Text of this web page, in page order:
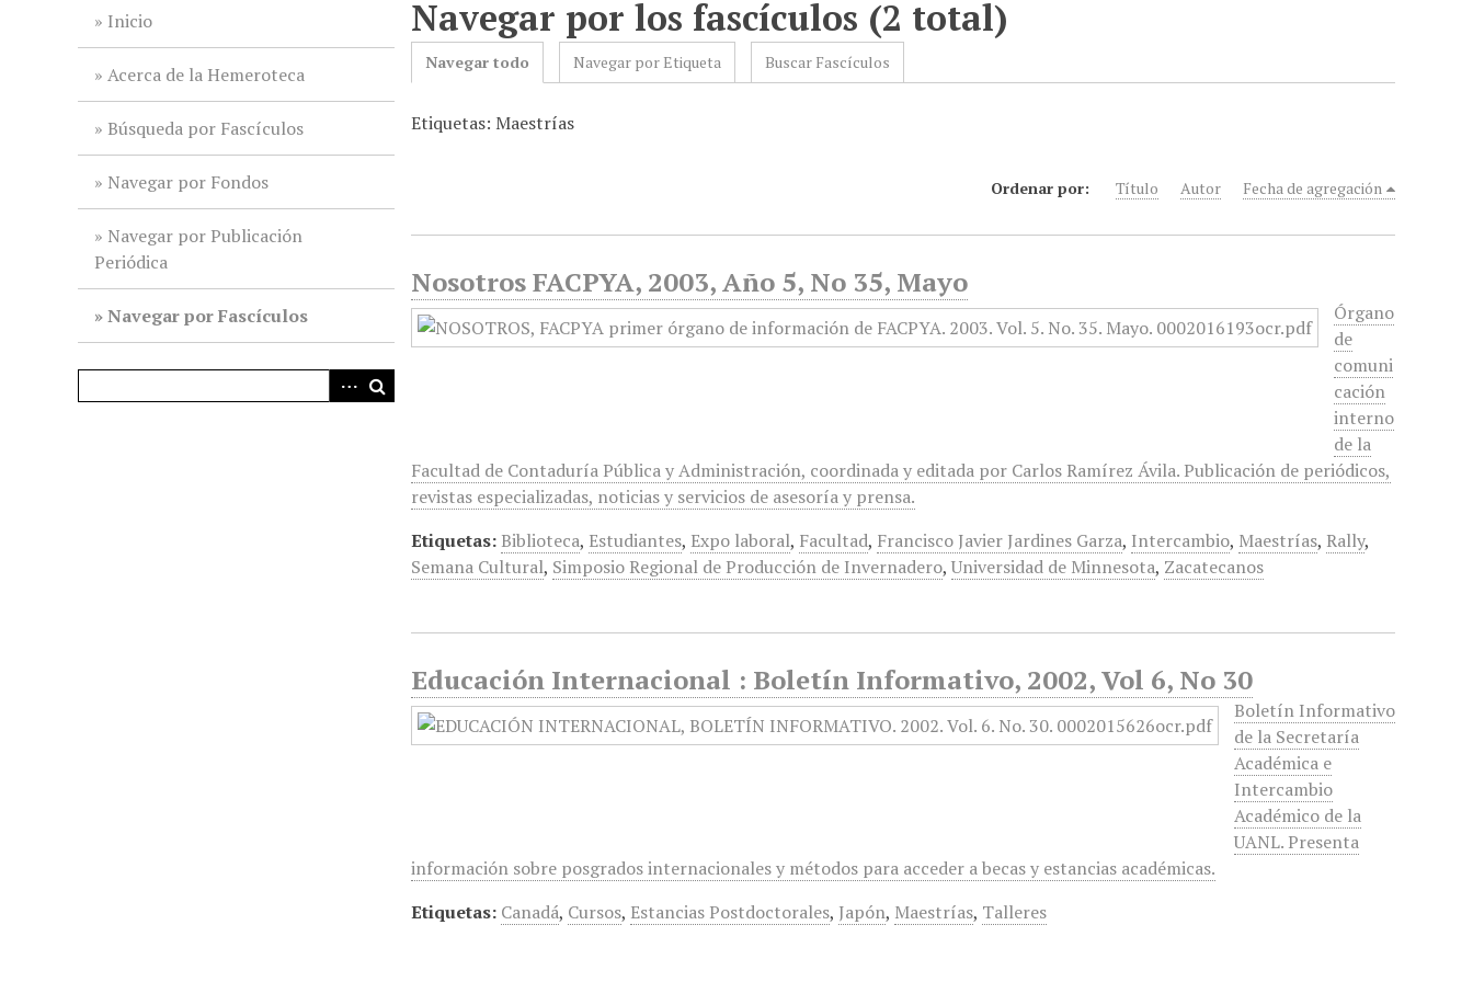
Inicio
Acerca de la Hemeroteca
Búsqueda por Fascículos
Navegar por Fondos
Navegar por Publicación
Periódica
Navegar por Fascículos
Navegar por los fascículos (2 total)
Navegar todo Navegar por Etiqueta Buscar Fascículos
Etiquetas: Maestrías
Ordenar por: Título Autor Fecha de agregación
Nosotros FACPYA, 2003, Año 5, No 35, Mayo
Órgano
de
comuni
cación
interno
de la
Facultad de Contaduría Pública y Administración, coordinada y editada por Carlos Ramírez Ávila. Publicación de periódicos,
revistas especializadas, noticias y servicios de asesoría y prensa.
Etiquetas: Biblioteca, Estudiantes, Expo laboral, Facultad, Francisco Javier Jardines Garza, Intercambio, Maestrías, Rally,
Semana Cultural, Simposio Regional de Producción de Invernadero,Universidad de Minnesota, Zacatecanos
Educación Internacional : Boletín Informativo, 2002, Vol 6, No 30
Boletín Informativo
de la Secretaría
Académica e
Intercambio
Académico de la
UANL. Presenta
información sobre posgrados internacionales y métodos para acceder a becas y estancias académicas.
Etiquetas: Canadá, Cursos, Estancias Postdoctorales, Japón, Maestrías, Talleres